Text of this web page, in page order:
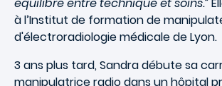
à l’Institut de formation de
d'électroradiologie médicale de Lyon.
3 ans plus tard, Sandra débute sa
manipulatrice radio dans un hôpital